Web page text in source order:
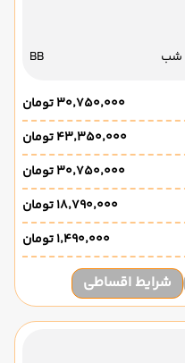
BB
۳۰٬۷۵۰٬۰۰۰ تومان
۴۳٬۳۵۰٬۰۰۰ تومان
۳۰٬۷۵۰٬۰۰۰ تومان
۱۸٬۷۹۰٬۰۰۰ تومان
۱٬۴۹۰٬۰۰۰ تومان
شرایط اقساطی